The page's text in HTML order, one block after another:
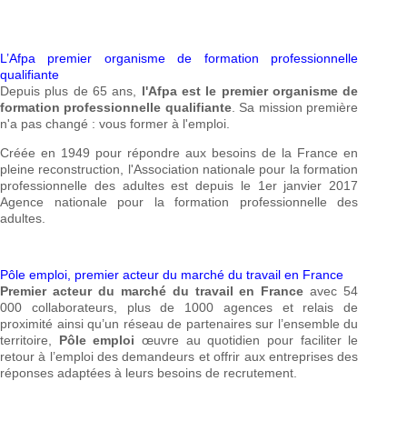
L’Afpa premier organisme de formation professionnelle
qualifiante
Depuis plus de 65 ans, l'Afpa est le premier organisme de
formation professionnelle qualifiante. Sa mission première
n'a pas changé : vous former à l'emploi.
Créée en 1949 pour répondre aux besoins de la France en
pleine reconstruction, l'Association nationale pour la formation
professionnelle des adultes est depuis le 1er janvier 2017
Agence nationale pour la formation professionnelle des
adultes.
Pôle emploi, premier acteur du marché du travail en France
Premier acteur du marché du travail en Franceavec 54
000 collaborateurs, plus de 1000 agences et relais de
proximité ainsi qu’un réseau de partenaires sur l’ensemble du
territoire, Pôle emploi œuvre au quotidien pour faciliter le
retour à l’emploi des demandeurs et offrir aux entreprises des
réponses adaptées à leurs besoins de recrutement.